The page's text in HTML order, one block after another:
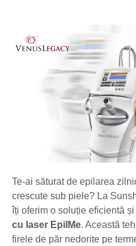
Te-ai săturat de epilarea
crescute sub piele? La
îți oferim o soluție eficientă și
cu laser EpilMe. Această
firele de păr nedorite pe